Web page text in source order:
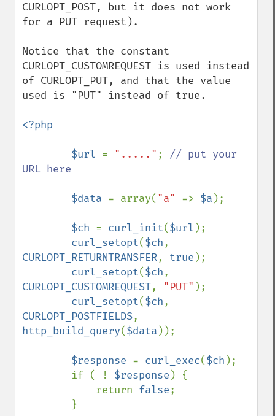
CURLOPT_POST, but it does not work
for a PUT request).
Notice that the constant
CURLOPT_CUSTOMREQUEST is used instead
of CURLOPT_PUT, and that the value
used is "PUT" instead of true.
<?php
        $url
= "....." ; // put your
URL here
$data = array( "a" => $a );
$ch = curl_init($url );
curl_setopt($ch
CURLOPT_RETURNTRANSFER, true );
curl_setopt($ch
CURLOPT_CUSTOMREQUEST, "PUT" );
curl_setopt($ch
CURLOPT_POSTFIELDS
http_build_query($data ));
$response = curl_exec($ch );
        if ( !
$response ) {
            return
false;
        }